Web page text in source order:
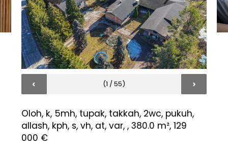
‹ (1 / 55) ›
Oloh, k, 5mh, tupak, takkah, 2wc, pukuh,
allash, kph, s, vh, at, var, , 380.0 m², 129
000 €